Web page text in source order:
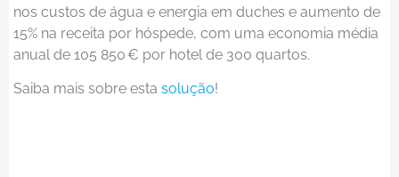
nos custos de água e energia em duches e aumento de
15% na receita por hóspede, com uma economia média
anual de 105 850 € por hotel de 300 quartos.
Saiba mais sobre esta solução!